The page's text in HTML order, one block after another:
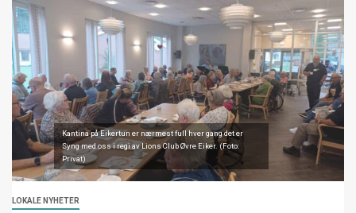
Kantina på Eikertun er nærmest full hver gang det er
Syng med oss i regi av Lions Club Øvre Eiker. (Foto:
Privat)
LOKALE NYHETER